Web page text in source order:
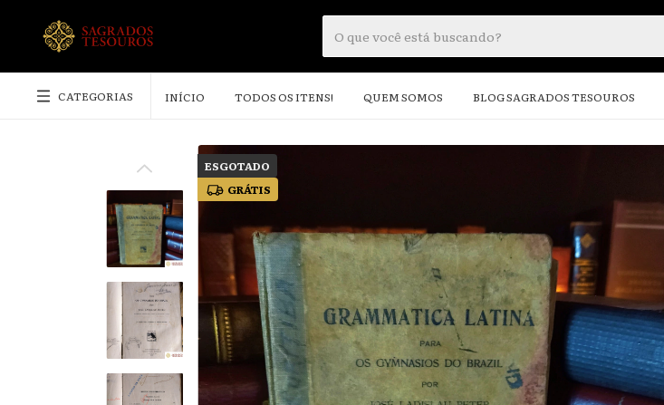
CATEGORIAS INÍCIO TODOS OS ITENS! QUEM SOMOS BLOG SAGRADOS TESOUROS
ESGOTADO
GRÁTIS